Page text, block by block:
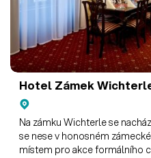
Hotel Zámek
Na zámku Wichterle se
se nese v honosném
místem pro akce formálního